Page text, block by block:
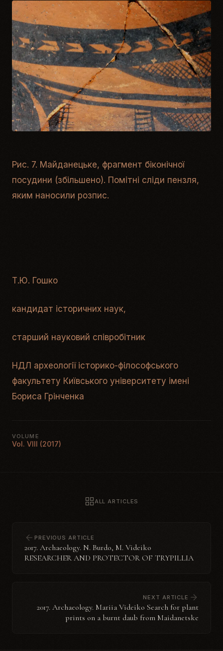
Рис. 7. Майданецьке, фрагмент біконічної
посудини (збільшено). Помітні сліди пензля,
яким наносили розпис.
Т.Ю. Гошко
кандидат історичних наук,
старший науковий співробітник
НДЛ археології історико-філософського
факультету Київського університету імені
Бориса Грінченка
VOLUME
Vol. VIII (2017)
PREVIOUS ARTICLE
2017. Archaeology. N. Burdo, M. Videiko
RESEARCHER AND PROTECTOR OF TRYPILLIA
ALL ARTICLES
NEXT ARTICLE
2017. Archaeology. Mariia Videiko Search for plant
prints on a burnt daub from Maidanetske